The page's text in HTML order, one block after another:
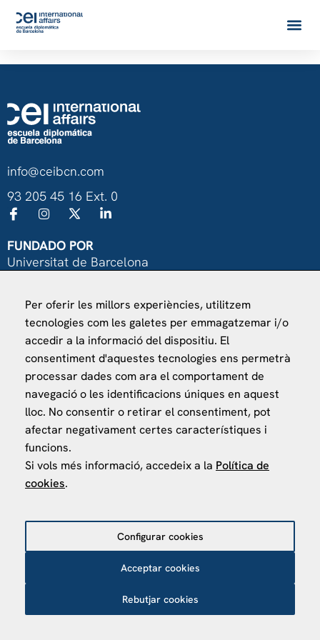
info@ceibcn.com
93 205 45 16 Ext. 0
FUNDADO POR
Universitat de Barcelona
Fundación "la Caixa"
VISÍTANOS
Finca Agustí Pedro Pons
Av. Valvidrera, 25
08017 Barcelona
Política de Cookies
Centro de Estudios Internacionales
Per oferir les millors experiències, utilitzem
tecnologies com les galetes per emmagatzemar i/o
accedir a la informació del dispositiu. El
consentiment d'aquestes tecnologies ens permetrà
processar dades com ara el comportament de
navegació o les identificacions úniques en aquest
lloc. No consentir o retirar el consentiment, pot
afectar negativament certes característiques i
funcions.
Si vols més informació, accedeix a la Política de
cookies.
Configurar cookies
Rebutjar cookies
Acceptar cookies